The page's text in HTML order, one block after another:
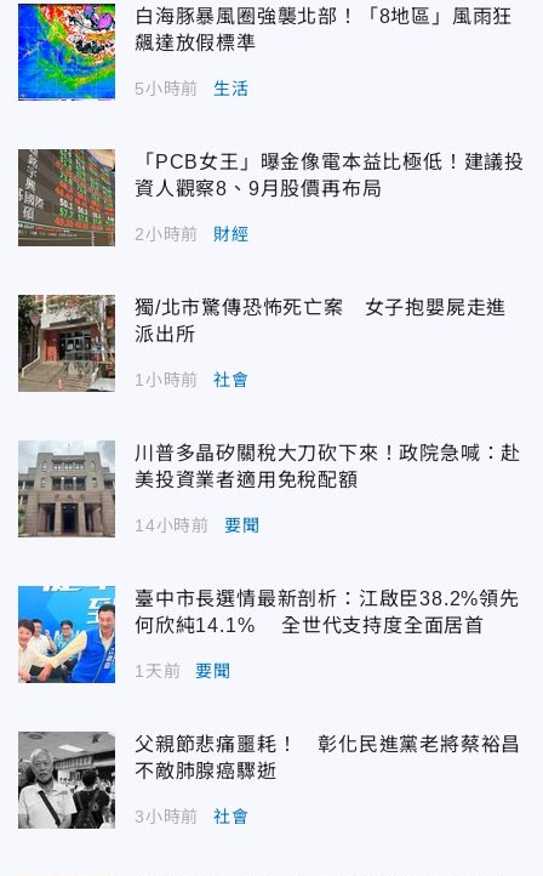
白海豚暴風圈強襲北部！「8地區」風雨狂
飆達放假標準
5小時前 生活
「PCB女王」曝金像電本益比極低！建議投
資人觀察8、9月股價再布局
2小時前 財經
獨/北市驚傳恐怖死亡案 女子抱嬰屍走進
派出所
1小時前 社會
川普多晶矽關稅大刀砍下來！政院急喊：赴
美投資業者適用免稅配額
14小時前 要聞
臺中市長選情最新剖析：江啟臣38.2%領先
何欣純14.1% 全世代支持度全面居首
1天前 要聞
父親節悲痛噩耗！ 彰化民進黨老將蔡裕昌
不敵肺腺癌驟逝
3小時前 社會